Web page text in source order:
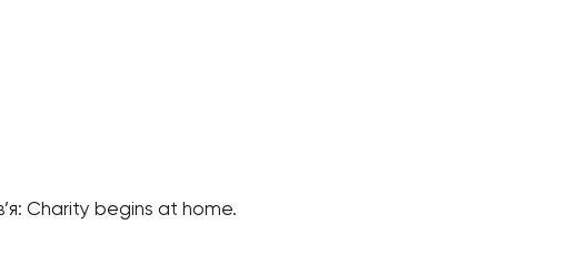
Charity begins at home.